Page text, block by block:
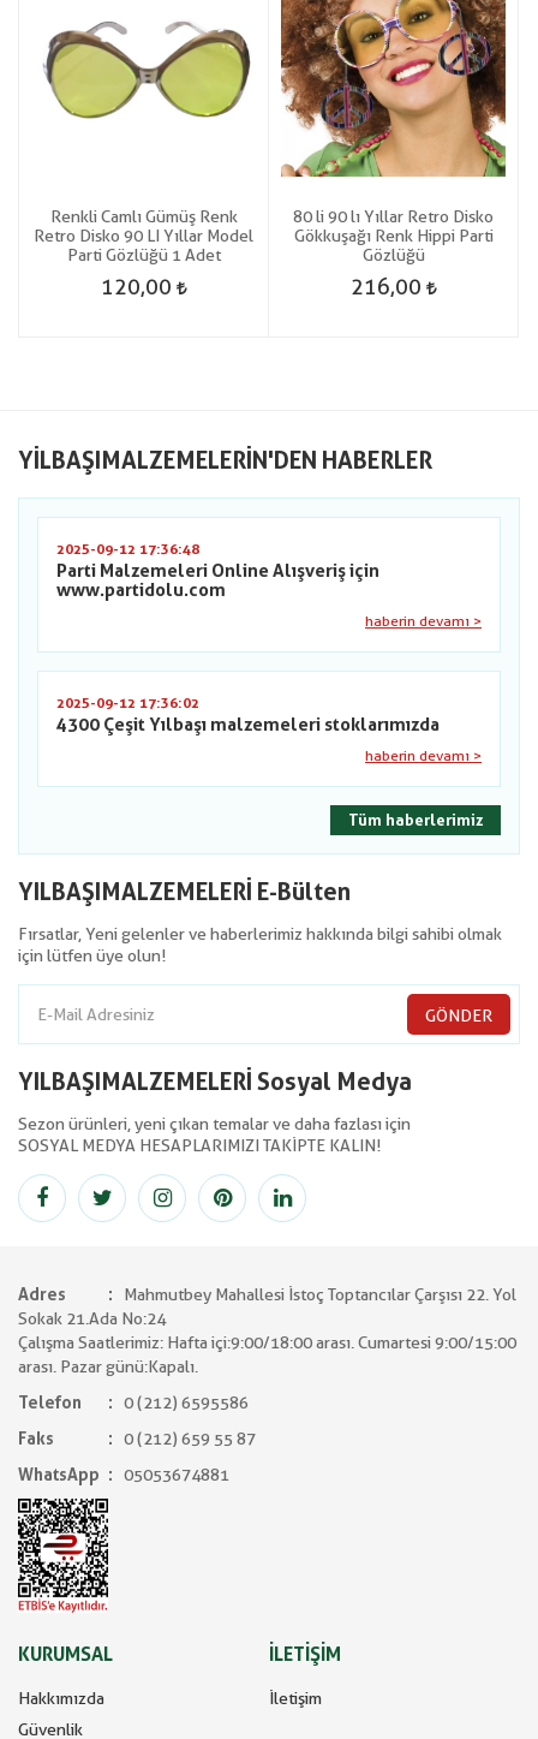
Renkli Camlı Gümüş Renk
Retro Disko 90 LI Yıllar Model
Parti Gözlüğü 1 Adet
120,00
80 li 90 lı Yıllar Retro Disko
Gökkuşağı Renk Hippi Parti
Gözlüğü
216,00
YILBAŞIMALZEMELERIN'DEN HABERLER
2025-09-12 17:36:48
Parti Malzemeleri Online Alışveriş için
www.partidolu.com
haberin devamı >
2025-09-12 17:36:02
4300 Çeşit Yılbaşı malzemeleri stoklarımızda
haberin devamı >
Tüm haberlerimiz
YILBAŞIMALZEMELERİ E-Bülten
Fırsatlar, Yeni gelenler ve haberlerimiz hakkında bilgi sahibi olmak
için lütfen üye olun!
GÖNDER
YILBAŞIMALZEMELERİ Sosyal Medya
Sezon ürünleri, yeni çıkan temalar ve daha fazlası için
SOSYAL MEDYA HESAPLARIMIZI TAKİPTE KALIN!
Adres
Mahmutbey Mahallesi İstoç Toptancılar Çarşısı 22. Yol
Sokak 21.Ada No:24
Çalışma Saatlerimiz: Hafta içi:9:00/18:00 arası. Cumartesi 9:00/15:00
arası. Pazar günü:Kapalı.
Telefon
0 (212) 6595586
Faks
0 (212) 659 55 87
WhatsApp
05053674881
KURUMSAL
Hakkımızda
Güvenlik
İLETİŞİM
İletişim